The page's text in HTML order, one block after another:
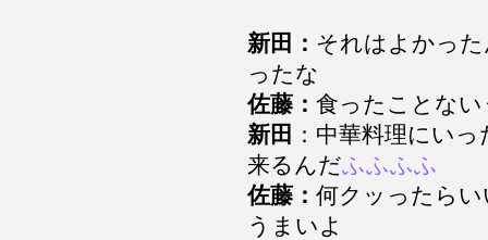
新田： それはよかっ
ったな
佐藤： 食ったことな
新田 ：中華料理にい
来るんだふふふふ
佐藤： 何クッったら
うまいよ